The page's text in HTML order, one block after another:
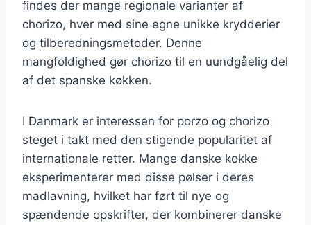
findes der mange regionale varianter af
chorizo, hver med sine egne unikke krydderier
og tilberedningsmetoder. Denne
mangfoldighed gør chorizo til en uundgåelig del
af det spanske køkken.
I Danmark er interessen for porzo og chorizo
steget i takt med den stigende popularitet af
internationale retter. Mange danske kokke
eksperimenterer med disse pølser i deres
madlavning, hvilket har ført til nye og
spændende opskrifter, der kombinerer danske